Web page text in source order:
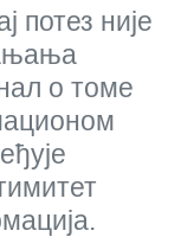
потез није
о томе